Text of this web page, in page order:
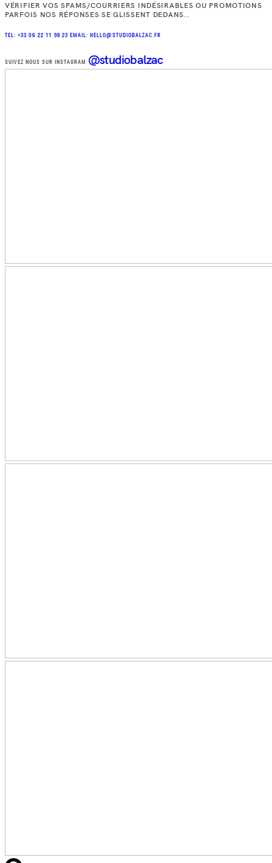
VÉRIFIER VOS SPAMS/COURRIERS INDÉSIRABLES OU PROMOTIONS
PARFOIS NOS RÉPONSES SE GLISSENT DEDANS..
TEL: +33 06 22 11 98 23 EMAIL: HELLO@STUDIOBALZAC.FR
SUIVEZ NOUS SUR INSTAGRAM @studiobalzac